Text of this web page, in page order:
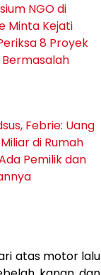
NGO di
Minta Kejati
8 Proyek
Febrie: Uang
di Rumah
Pemilik dan
atas motor lalu